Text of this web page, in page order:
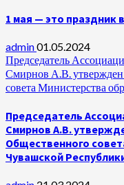
1 мая — это праздник
admin01.05.2024
Председатель
Смирнов А.В. утвержден
совета Министерства
Председатель
Смирнов А.В.
Общественного
Чувашской